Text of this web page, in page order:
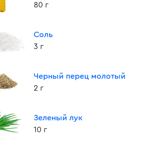
80 г
Соль
3 г
Черный перец молотый
2 г
Зеленый лук
10 г